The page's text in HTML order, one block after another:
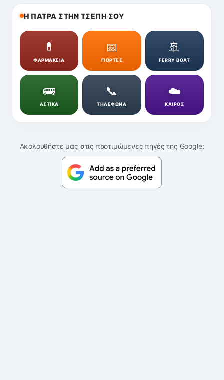
Η ΠΑΤΡΑ ΣΤΗΝ ΤΣΕΠΗ ΣΟΥ
💊
ΦΑΡΜΑΚΕΙΑ
📅
ΓΙΟΡΤΕΣ
🚢
FERRY BOAT
🚌
ΑΣΤΙΚΑ
📞
ΤΗΛΕΦΩΝΑ
☁️
ΚΑΙΡΟΣ
Ακολουθήστε μας στις προτιμώμενες πηγές της Google: